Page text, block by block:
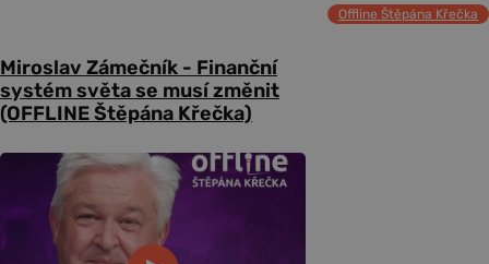
Offline Štěpána Křečka
Miroslav Zámečník - Finanční
systém světa se musí změnit
(OFFLINE Štěpána Křečka)